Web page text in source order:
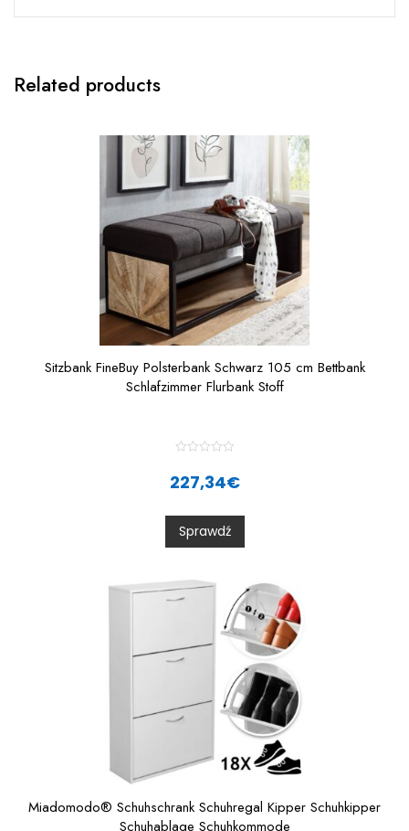
Related products
Sitzbank FineBuy Polsterbank Schwarz 105 cm Bettbank
Schlafzimmer Flurbank Stoff
a
t
0
o
t
5
227,34€
Sprawdź
Miadomodo® Schuhschrank Schuhregal Kipper Schuhkipper
Schuhablage Schuhkommode